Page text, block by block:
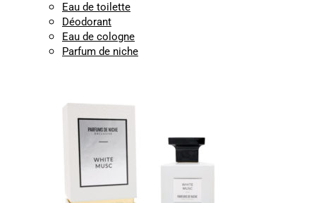
Eau de toilette
Déodorant
Eau de cologne
Parfum de niche